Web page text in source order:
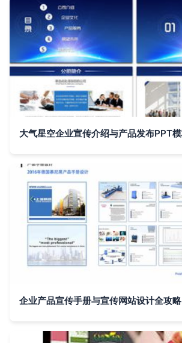
企业产品宣传手册与宣传网站设计全攻略